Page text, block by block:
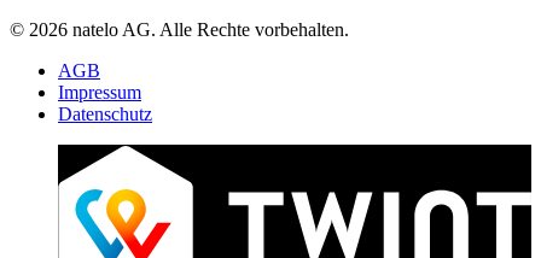
© 2026 natelo AG. Alle Rechte vorbehalten.
AGB
Impressum
Datenschutz